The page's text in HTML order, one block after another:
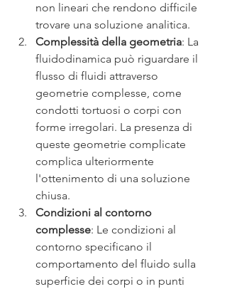
non lineari che rendono difficile
trovare una soluzione analitica.
Complessità della geometria: La
fluidodinamica può riguardare il
flusso di fluidi attraverso
geometrie complesse, come
condotti tortuosi o corpi con
forme irregolari. La presenza di
queste geometrie complicate
complica ulteriormente
l'ottenimento di una soluzione
chiusa.
Condizioni al contorno
complesse: Le condizioni al
contorno specificano il
comportamento del fluido sulla
superficie dei corpi o in punti